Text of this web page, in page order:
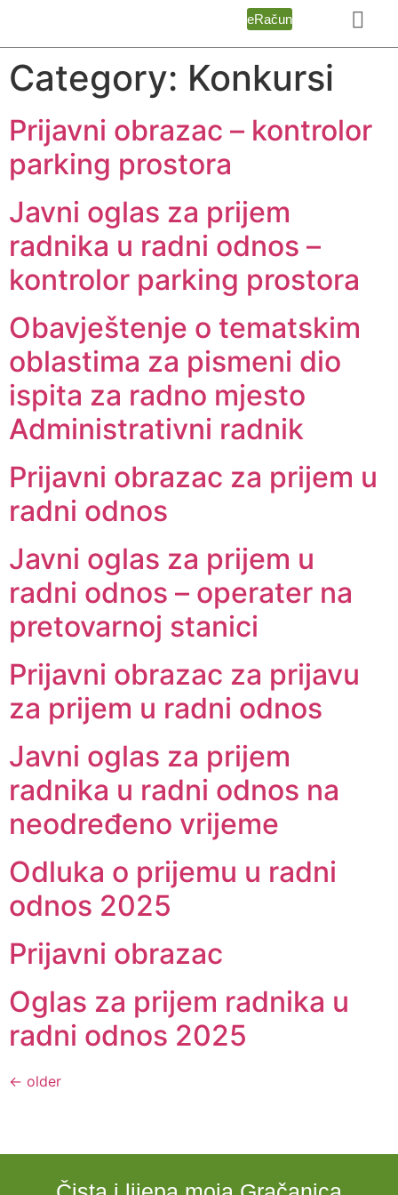
eRačun
Category: Konkursi
Prijavni obrazac – kontrolor
parking prostora
Javni oglas za prijem
radnika u radni odnos –
kontrolor parking prostora
Obavještenje o tematskim
oblastima za pismeni dio
ispita za radno mjesto
Administrativni radnik
Prijavni obrazac za prijem u
radni odnos
Javni oglas za prijem u
radni odnos – operater na
pretovarnoj stanici
Prijavni obrazac za prijavu
za prijem u radni odnos
Javni oglas za prijem
radnika u radni odnos na
neodređeno vrijeme
Odluka o prijemu u radni
odnos 2025
Prijavni obrazac
Oglas za prijem radnika u
radni odnos 2025
← older